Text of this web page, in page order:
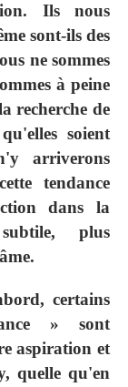
Ils nous
sont-ils des
ne sommes
à peine
recherche de
soient
arriverons
tendance
dans la
plus
certains
» sont
aspiration et
quelle qu'en